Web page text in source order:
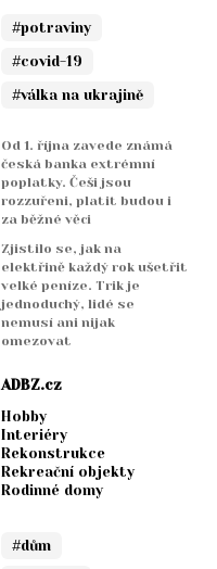
#potraviny
#covid-19
#válka na ukrajině
Od 1. října zavede známá
česká banka extrémní
poplatky. Češi jsou
rozzuřeni, platit budou i
za běžné věci
Zjistilo se, jak na
elektřině každý rok ušetřit
velké peníze. Trik je
jednoduchý, lidé se
nemusí ani nijak
omezovat
ADBZ.cz
Hobby
Interiéry
Rekonstrukce
Rekreační objekty
Rodinné domy
#dům